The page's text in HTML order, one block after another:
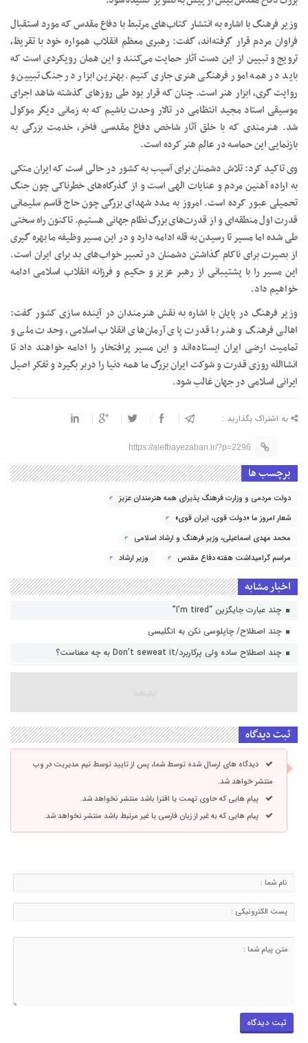
وزیر فرهنگ با اشاره به انتشار کتاب‌های مرتبط با دفاع مقدس که مورد استقبال
فراوان مردم قرار گرفته‌اند، گفت: رهبری معظم انقلاب همواره خود با تقریظ،
ترویج و تبیین از این دست آثار حمایت می‌کنند و این همان رویکردی است که
باید در همه امور فرهنگی هنری جاری کنیم. بهترین ابزار در جنگ تبیین و
روایت گری، ابزار هنر است. چنان که قرار بود طی روزهای گذشته شاهد اجرای
موسیقی استاد مجید انتظامی در تالار وحدت باشیم که به زمانی دیگر موکول
شد. هنرمندی که با خلق آثار شاخص دفاع مقدسی فاخر، خدمت بزرگی به
بازنمایی این حماسه در عالم هنر کرده است.
وی تاکید کرد: تلاش دشمنان برای آسیب به کشور در حالی است که ایران متکی
به اراده آهنین مردم و عنایات الهی است و از گذرگاه‌های خطرناکی چون جنگ
تحمیلی عبور کرده است. امروز به مدد شهدای بزرگی چون حاج قاسم سلیمانی
قدرت اول منطقه‌ای و از قدرت‌های بزرگ نظام جهانی هستیم. تاکنون راه سختی
طی شده اما مسیر تا رسیدن به قله ادامه دارد و در این مسیر وظیفه ما بهره گیری
از بصیرت برای ناکام گذاشتن دشمنان در تعبیر خواب‌های بد برای ایران است.
این مسیر را با پشتیبانی از رهبر عزیز و حکیم و فرزانه انقلاب اسلامی ادامه
خواهیم داد.
وزیر فرهنگ در پایان با اشاره به نقش هنرمندان در آینده سازی کشور گفت:
اهالی فرهنگ و هنر با قدرت پای آرمان‌های انقلاب اسلامی، وحدت ملی و
تمامیت ارضی ایران ایستاده‌اند و این مسیر پرافتخار را ادامه خواهند داد تا
انشاالله روزی قدرت و شوکت ایران بزرگ ما همه دنیا را دربر بگیرد و تفکر اصیل
ایرانی اسلامی در جهان غالب شود.
به اشتراک بگذارید :
https://alefbayezaban.ir/?p=2296
برچسب ها
دولت مردمی و وزارت فرهنگ پذیرای همه هنرمندان عزیز
شعار امروز ما «دولت قوی، ایران قوی»
محمد مهدی اسماعیلی، وزیر فرهنگ و ارشاد اسلامی
مراسم گرامیداشت هفته دفاع مقدس
وزیر ارشاد
اخبار مشابه
چند عبارت جایگزین “I’m tired”
چند اصطلاح/ چاپلوسی نکن به انگلیسی
چند اصطلاح ساده ولی پرکاربرد/Don’t seweat it به چه معناست؟
ثبت دیدگاه
دیدگاه های ارسال شده توسط شما، پس از تایید توسط تیم مدیریت در وب
منتشر خواهد شد.
پیام هایی که حاوی تهمت یا افترا باشد منتشر نخواهد شد.
پیام هایی که به غیر از زبان فارسی یا غیر مرتبط باشد منتشر نخواهد شد.